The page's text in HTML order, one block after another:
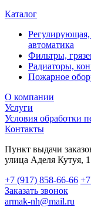
Каталог
Регулирующая,
автоматика
Фильтры,
Радиаторы,
Пожарное
О компании
Услуги
Условия обработки
Контакты
Пункт выдачи
​улица Аделя Кутуя,
+7 (917) 858-66-66
Заказать звонок
armak-nh@mail.ru